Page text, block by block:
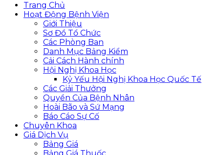
Trang Chủ
Hoạt Động Bệnh Viện
Giới Thiệu
Sơ Đồ Tổ Chức
Các Phòng Ban
Danh Mục Bảng Kiểm
Cải Cách Hành chính
Hội Nghị Khoa Học
Kỷ Yếu Hội Nghị Khoa Học Quốc Tế
Các Giải Thưởng
Quyền Của Bệnh Nhân
Hoài Bão và Sứ Mạng
Báo Cáo Sự Cố
Chuyên Khoa
Giá Dịch Vụ
Bảng Giá